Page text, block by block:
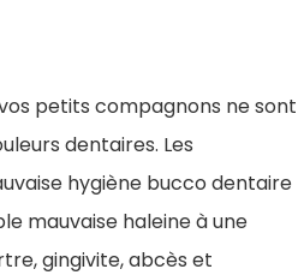
petits compagnons ne sont
dentaires. Les
hygiène bucco dentaire
mauvaise haleine à une
gingivite, abcès et